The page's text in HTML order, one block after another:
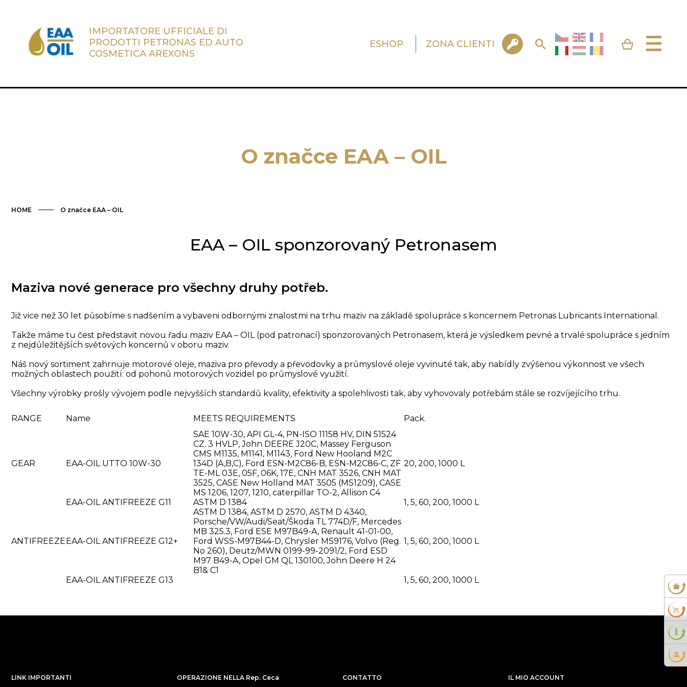
IMPORTATORE UFFICIALE DI
PRODOTTI PETRONAS ED AUTO
COSMETICA AREXONS
ESHOP ZONA CLIENTI
O značce EAA – OIL
HOME O značce EAA – OIL
EAA – OIL sponzorovaný Petronasem
Maziva nové generace pro všechny druhy potřeb.
Již vice než 30 let působíme s nadšením a vybaveni odbornými znalostmi na trhu maziv na základě spolupráce s koncernem Petronas Lubricants International.
Takže máme tu čest představit novou řadu maziv EAA – OIL (pod patronací) sponzorovaných Petronasem, která je výsledkem pevné a trvalé spolupráce s jedním
z nejdůležitějších světových koncernů v oboru maziv.
Náš nový sortiment zahrnuje motorové oleje, maziva pro převody a převodovky a průmyslové oleje vyvinuté tak, aby nabídly zvýšenou výkonnost ve všech
možných oblastech použití: od pohonů motorových vozidel po průmyslové využití.
Všechny výrobky prošly vývojem podle nejvyšších standardů kvality, efektivity a spolehlivosti tak, aby vyhovovaly potřebám stále se rozvíjejícího trhu.
RANGE Name MEETS REQUIREMENTS Pack.
GEAR EAA-OIL UTTO 10W-30
SAE 10W-30, API GL-4, PN-ISO 11158 HV, DIN 51524
CZ. 3 HVLP, John DEERE J20C, Massey Ferguson
CMS M1135, M1141, M1143, Ford New Hooland M2C
134D (A,B,C), Ford ESN-M2C86-B, ESN-M2C86-C, ZF
TE-ML 03E, 05F, 06K, 17E, CNH MAT 3526, CNH MAT
3525, CASE New Holland MAT 3505 (MS1209), CASE
MS 1206, 1207, 1210, caterpillar TO-2, Allison C4
20, 200, 1000 L
ANTIFREEZE
EAA-OIL ANTIFREEZE G11 ASTM D 1384 1, 5, 60, 200, 1000 L
EAA-OIL ANTIFREEZE G12+
ASTM D 1384, ASTM D 2570, ASTM D 4340,
Porsche/VW/Audi/Seat/Škoda TL 774D/F, Mercedes
MB 325.3, Ford ESE M97B49-A, Renault 41-01-00,
Ford WSS-M97B44-D, Chrysler MS9176, Volvo (Reg.
No 260), Deutz/MWN 0199-99-2091/2, Ford ESD
M97 B49-A, Opel GM QL 130100, John Deere H 24
B1& C1
1, 5, 60, 200, 1000 L
EAA-OIL ANTIFREEZE G13 1, 5, 60, 200, 1000 L
LINK IMPORTANTI OPERAZIONE NELLA Rep. Ceca CONTATTO IL MIO ACCOUNT